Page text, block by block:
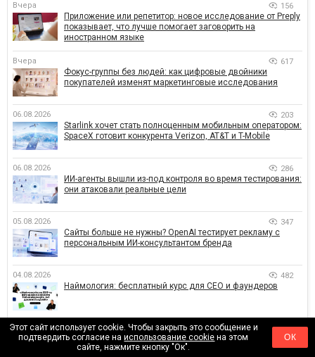
Вчера 156
Приложение или репетитор: новое исследование от Preply
показывает, что лучше помогает заговорить на
иностранном языке
Вчера 617
Фокус-группы без людей: как цифровые двойники
покупателей изменят маркетинговые исследования
06.08.2026 203
Starlink хочет стать полноценным мобильным оператором:
SpaceX готовит конкурента Verizon, AT&T и T-Mobile
06.08.2026 286
ИИ-агенты вышли из-под контроля во время тестирования:
они атаковали реальные цели
05.08.2026 347
Сайты больше не нужны? OpenAI тестирует рекламу с
персональным ИИ-консультантом бренда
04.08.2026 482
Наймология: бесплатный курс для CEO и фаундеров
04.08.2026 364
Как объединить стратегию, созданную людьми и AI-
технологии? Кейс izi и агентства SHOTS
Этот сайт использует cookie. Чтобы закрыть это сообщение и
подтвердить согласие наиспользование cookie на этом
сайте, нажмите кнопку "Ок".
ОК